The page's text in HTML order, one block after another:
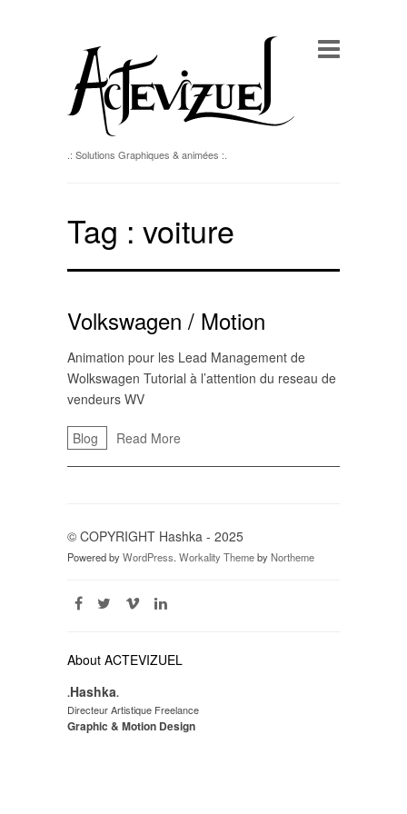
.: Solutions Graphiques & animées :.
Tag : voiture
Volkswagen / Motion
Animation pour les Lead Management de
Wolkswagen Tutorial à l’attention du reseau de
vendeurs WV
Blog Read More
© COPYRIGHT Hashka - 2025
Powered byWordPress. Workality ThemebyNortheme
About ACTEVIZUEL
.Hashka.
Directeur Artistique Freelance
Graphic & Motion Design